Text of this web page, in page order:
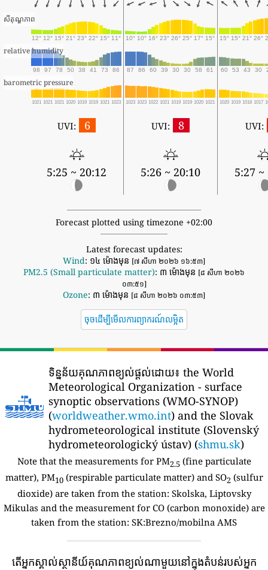
សីតុណ្ហភាព
12° 12° 15° 21° 23° 22° 15° 11° 10° 10° 16° 23° 26° 25° 17° 15° 15° 15° 21° 26°
relative humidity
98 97 78 50 38 41 73 86 87 86 60 39 30 30 58 61 60 53 43 30
barometric pressure
1021 1021 1021 1020 1019 1019 1021 1023 1023 1023 1022 1021 1019 1019 1020 1021 1020 1019 1018 1017
UVI: 6
5:25 ~ 20:12
UVI: 8
5:26 ~ 20:10
UVI:
5:27 ~
Forecast plotted using timezone +02:00
Latest forecast updates:
Wind: ១៤ ម៉ោងមុន [៧ សីហា ២០២៦ ១៦:៥៣]
PM2.5 (Small particulate matter): ៣ ម៉ោងមុន [៨ សីហា ២០២៦
០៣:៥១]
Ozone: ៣ ម៉ោងមុន [៨ សីហា ២០២៦ ០៣:៥៣]
ចុចដើម្បីមើលការព្យាករណ៍លម្អិត
ទិន្នន័យគុណភាពខ្យល់ផ្តល់ដោយ៖ the World
Meteorological Organization - surface
synoptic observations (WMO-SYNOP)
(worldweather.wmo.int) and the Slovak
hydrometeorological institute (Slovenský
hydrometeorologický ústav) (shmu.sk)
Note that the measurements for PM2.5 (fine particulate
matter), PM10(respirable particulate matter) and SO2 (sulfur
dioxide) are taken from the station: Skolska, Liptovsky
Mikulas and the measurement for CO (carbon monoxide) are
taken from the station: SK:Brezno/mobilna AMS
តើអ្នកស្គាល់ស្ថានីយ៍គុណភាពខ្យល់ណាមួយនៅក្នុងតំបន់របស់អ្នក